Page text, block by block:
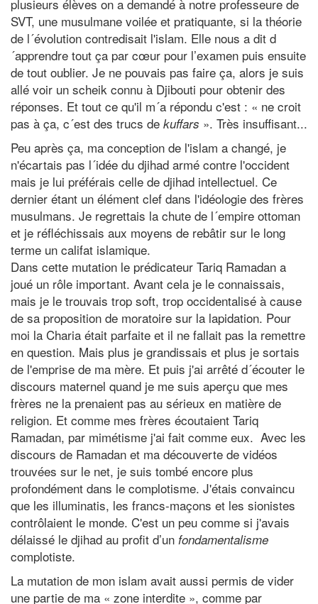
plusieurs élèves on a demandé à notre professeure de
SVT, une musulmane voilée et pratiquante, si la théorie
de l´évolution contredisait l'islam. Elle nous a dit d
´apprendre tout ça par cœur pour l’examen puis ensuite
de tout oublier. Je ne pouvais pas faire ça, alors je suis
allé voir un scheik connu à Djibouti pour obtenir des
réponses. Et tout ce qu'il m´a répondu c'est : « ne croit
pas à ça, c´est des trucs de kuffars ». Très insuffisant...
Peu après ça, ma conception de l'islam a changé, je
n'écartais pas l´idée du djihad armé contre l'occident
mais je lui préférais celle de djihad intellectuel. Ce
dernier étant un élément clef dans l'idéologie des frères
musulmans. Je regrettais la chute de l´empire ottoman
et je réfléchissais aux moyens de rebâtir sur le long
terme un califat islamique.
Dans cette mutation le prédicateur Tariq Ramadan a
joué un rôle important. Avant cela je le connaissais,
mais je le trouvais trop soft, trop occidentalisé à cause
de sa proposition de moratoire sur la lapidation. Pour
moi la Charia était parfaite et il ne fallait pas la remettre
en question. Mais plus je grandissais et plus je sortais
de l'emprise de ma mère. Et puis j'ai arrêté d´écouter le
discours maternel quand je me suis aperçu que mes
frères ne la prenaient pas au sérieux en matière de
religion. Et comme mes frères écoutaient Tariq
Ramadan, par mimétisme j'ai fait comme eux. Avec les
discours de Ramadan et ma découverte de vidéos
trouvées sur le net, je suis tombé encore plus
profondément dans le complotisme. J'étais convaincu
que les illuminatis, les francs-maçons et les sionistes
contrôlaient le monde. C'est un peu comme si j'avais
délaissé le djihad au profit d’un fondamentalisme
complotiste.
La mutation de mon islam avait aussi permis de vider
une partie de ma « zone interdite », comme par